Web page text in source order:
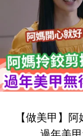
【做美甲】